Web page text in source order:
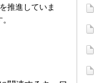
推進していま